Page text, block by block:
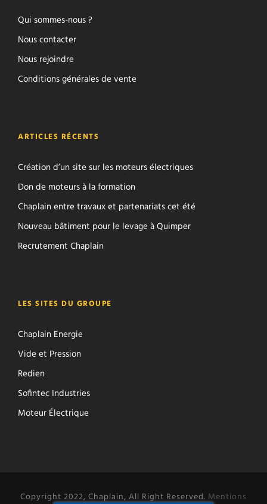
Qui sommes-nous ?
Nous contacter
Nous rejoindre
Conditions générales de vente
ARTICLES RÉCENTS
Création d’un site sur les moteurs électriques
Don de moteurs à la formation
Chaplain entre travaux et partenariats cet été
Nouveau bâtiment pour le levage à Quimper
Recrutement Chaplain
LES SITES DU GROUPE
Chaplain Energie
Vide et Pression
Redien
Sofintec Industries
Moteur Électrique
Copyright 2022, Chaplain, All Right Reserved. Mentions